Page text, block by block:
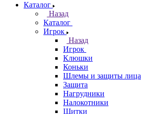
Каталог
Назад
Каталог
Игрок
Назад
Игрок
Клюшки
Коньки
Шлемы и защиты лица
Защита
Нагрудники
Налокотники
Щитки